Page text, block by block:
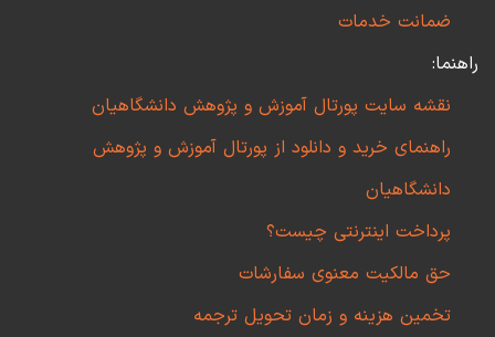
ضمانت خدمات
راهنما:
نقشه سایت پورتال آموزش و پژوهش دانشگاهیان
راهنمای خرید و دانلود از پورتال آموزش و پژوهش
دانشگاهیان
پرداخت اینترنتی چیست؟
حق مالکیت معنوی سفارشات
تخمین هزینه و زمان تحویل ترجمه